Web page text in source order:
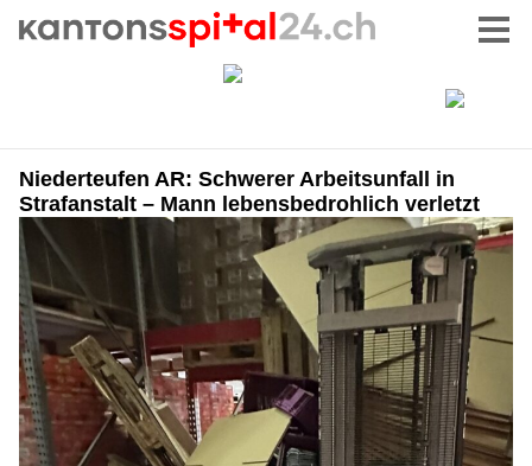
Niederteufen AR: Schwerer Arbeitsunfall in
Strafanstalt – Mann lebensbedrohlich verletzt